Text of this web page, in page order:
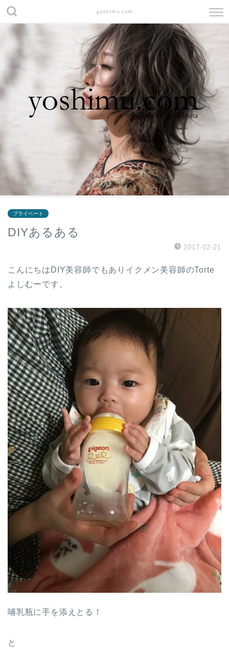
yoshimu.com
プライベート
DIYあるある
2017-02-21
こんにちはDIY美容師でもありイクメン美容師のTorte
よしむーです。
哺乳瓶に手を添えとる！
と